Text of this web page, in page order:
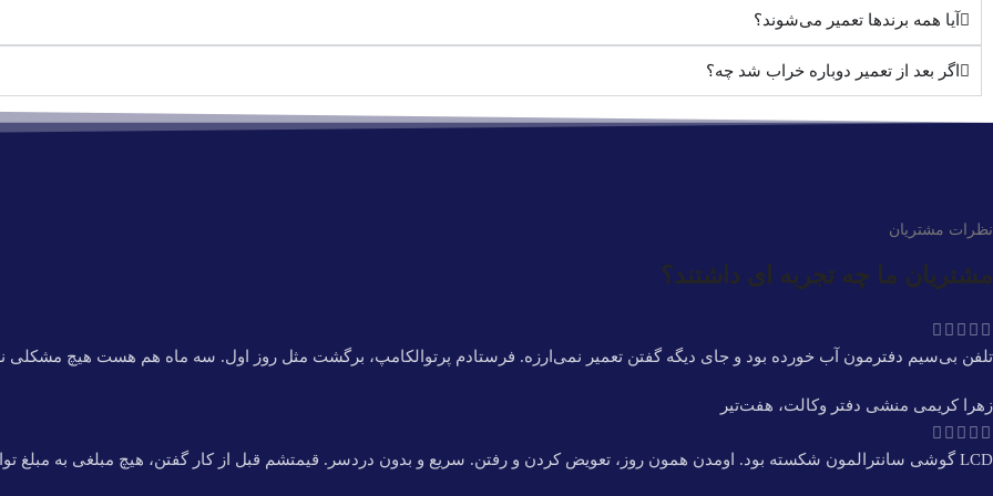
آیا همه برندها تعمیر می‌شوند؟
اگر بعد از تعمیر دوباره خراب شد چه؟
نظرات مشتریان
مشتریان ما چه تجربه ای داشتند؟
تلفن بی‌سیم دفترمون آب خورده بود و جای دیگه گفتن تعمیر نمی‌ارزه. فرستادم پرتوالکامپ، برگشت مثل روز اول. سه ماه هم هست هیچ مشکلی
زهرا کریمی منشی دفتر وکالت، هفت‌تیر
LCD گوشی سانترالمون شکسته بود. اومدن همون روز، تعویض کردن و رفتن. سریع و بدون دردسر. قیمتشم قبل از کار گفتن، هیچ مبلغی به مبلغ توافق شده اضافه‌ نشد.